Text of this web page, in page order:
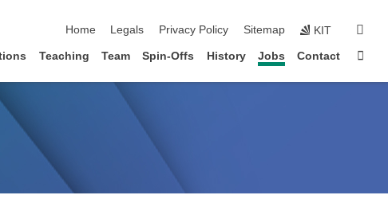
Home
Legals Privacy Policy Sitemap KIT
Teaching Team Spin-Offs History Jobs Contact